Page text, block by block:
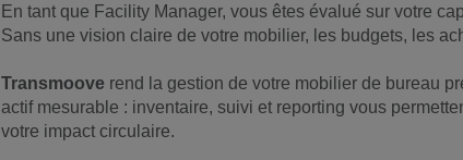
En tant que Facility Manager, vous êtes évalué sur votre
Sans une vision claire de votre mobilier, les budgets, les
Transmoove rend la gestion de votre mobilier de bureau
actif mesurable : inventaire, suivi et reporting vous
votre impact circulaire.